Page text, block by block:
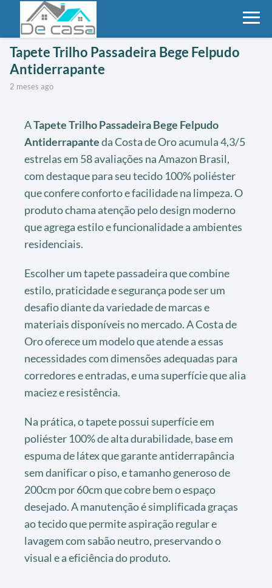
Tapete Trilho Passadeira Bege Felpudo
Antiderrapante
2 meses ago
ATapete Trilho Passadeira Bege Felpudo
Antiderrapanteda Costa de Oro acumula 4,3/5
estrelas em 58 avaliações na Amazon Brasil,
com destaque para seu tecido 100% poliéster
que confere conforto e facilidade na limpeza. O
produto chama atenção pelo design moderno
que agrega estilo e funcionalidade a ambientes
residenciais.
Escolher um tapete passadeira que combine
estilo, praticidade e segurança pode ser um
desafio diante da variedade de marcas e
materiais disponíveis no mercado. A Costa de
Oro oferece um modelo que atende a essas
necessidades com dimensões adequadas para
corredores e entradas, e uma superfície que alia
maciez e resistência.
Na prática, o tapete possui superfície em
poliéster 100% de alta durabilidade, base em
espuma de látex que garante antiderrapância
sem danificar o piso, e tamanho generoso de
200cm por 60cm que cobre bem o espaço
desejado. A manutenção é simplificada graças
ao tecido que permite aspiração regular e
lavagem com sabão neutro, preservando o
visual e a eficiência do produto.